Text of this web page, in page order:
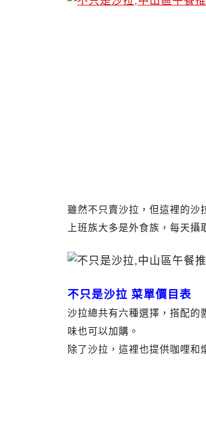
雖然不只賣沙拉，但這裡的沙
上班族大多是外食族，每天攝
不只是沙拉 菜單價目表
沙拉總共有六種選擇，搭配的
味也可以加購。
除了沙拉，這裡也提供咖哩和